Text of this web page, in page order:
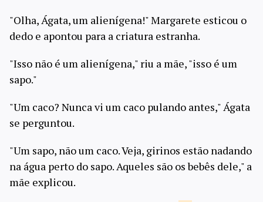
"Olha, Ágata, um alienígena!" Margarete esticou o
dedo e apontou para a criatura estranha.
"Isso não é um alienígena," riu a mãe, "isso é um
sapo."
"Um caco? Nunca vi um caco pulando antes," Ágata
se perguntou.
"Um sapo, não um caco. Veja, girinos estão nadando
na água perto do sapo. Aqueles são os bebês dele," a
mãe explicou.